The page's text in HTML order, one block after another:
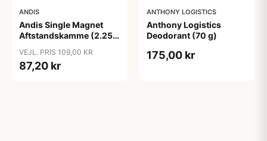
ANDIS
Andis Single Magnet
Aftstandskamme (2.25
VEJL. PRIS 109,00 KR
87,20 kr
ANTHONY LOGISTICS
Anthony Logistics
Deodorant (70 g)
175,00 kr